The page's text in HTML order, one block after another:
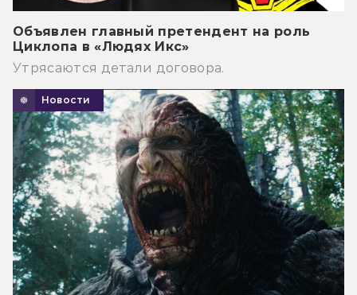
Объявлен главный претендент на роль
Циклопа в «Людях Икс»
Утрясаются детали договора.
Новости